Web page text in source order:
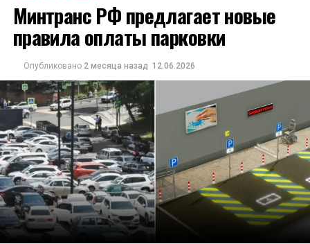
Минтранс РФ предлагает новые
правила оплаты парковки
Опубликовано 2 месяца назад 12.06.2026